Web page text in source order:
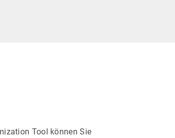
Tool können Sie